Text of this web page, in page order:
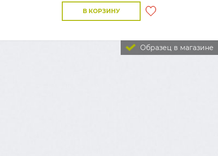
В КОРЗИНУ
Образец в магазине